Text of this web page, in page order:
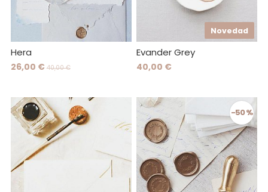
Hera
26,00 € 40,00 €
Novedad
Evander Grey
40,00 €
-50 %